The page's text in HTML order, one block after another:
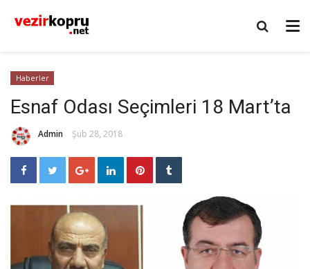
Haberler
Esnaf Odası Seçimleri 18 Mart’ta
Admin Şub 28, 2018